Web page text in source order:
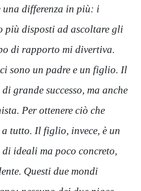
una differenza in più: i
più disposti ad ascoltare gli
di rapporto mi divertiva.
sono un padre e un figlio. Il
grande successo, ma anche
Per ottenere ciò che
a tutto. Il figlio, invece, è un
ideali ma poco concreto,
Questi due mondi